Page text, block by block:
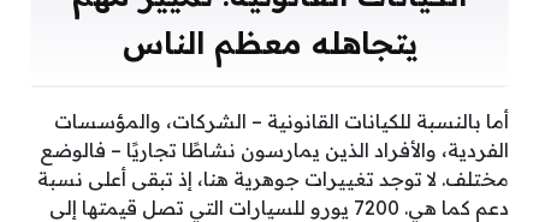
يتجاهله معظم الناس
أما بالنسبة للكيانات القانونية – الشركات، والمؤسسات
الفردية، والأفراد الذين يمارسون نشاطًا تجاريًا – فالوضع
مختلف. لا توجد تغييرات جوهرية هنا، إذ تبقى أعلى نسبة
دعم كما هي. 7200 يورو للسيارات التي تصل قيمتها إلى